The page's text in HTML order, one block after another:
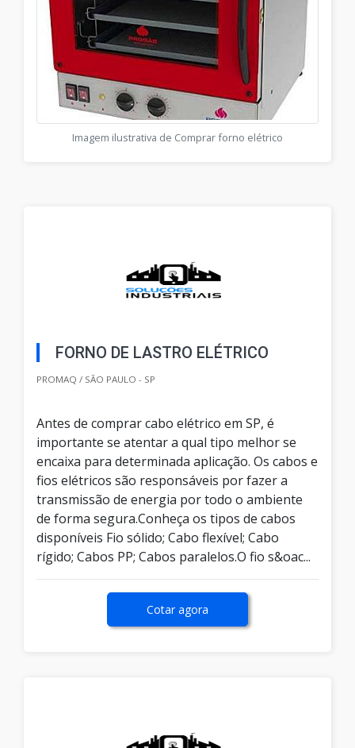
Imagem ilustrativa de Comprar forno elétrico
FORNO DE LASTRO ELÉTRICO
PROMAQ / SÃO PAULO - SP
Antes de comprar cabo elétrico em SP, é
importante se atentar a qual tipo melhor se
encaixa para determinada aplicação. Os cabos e
fios elétricos são responsáveis por fazer a
transmissão de energia por todo o ambiente
de forma segura.Conheça os tipos de cabos
disponíveis Fio sólido; Cabo flexível; Cabo
rígido; Cabos PP; Cabos paralelos.O fio s&oac...
Cotar agora